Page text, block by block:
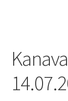
Yhteystiedot